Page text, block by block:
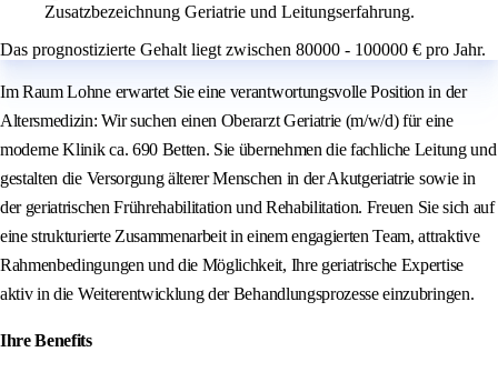
Zusatzbezeichnung Geriatrie und Leitungserfahrung.
Das prognostizierte Gehalt liegt zwischen 80000 - 100000 € pro Jahr.
Im Raum Lohne erwartet Sie eine verantwortungsvolle Position in der
Altersmedizin: Wir suchen einen Oberarzt Geriatrie (m/w/d) für eine
moderne Klinik ca. 690 Betten. Sie übernehmen die fachliche Leitung und
gestalten die Versorgung älterer Menschen in der Akutgeriatrie sowie in
der geriatrischen Frührehabilitation und Rehabilitation. Freuen Sie sich auf
eine strukturierte Zusammenarbeit in einem engagierten Team, attraktive
Rahmenbedingungen und die Möglichkeit, Ihre geriatrische Expertise
aktiv in die Weiterentwicklung der Behandlungsprozesse einzubringen.
Ihre Benefits